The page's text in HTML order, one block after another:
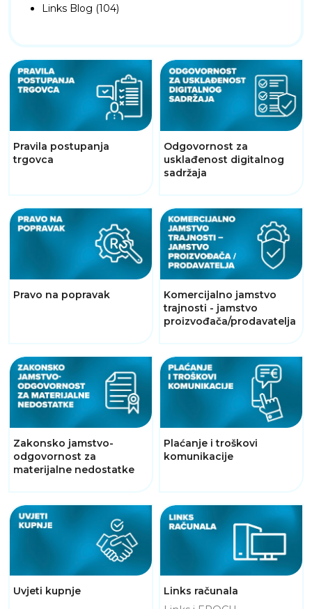
Links Blog (104)
Pravila postupanja
trgovca
Odgovornost za
usklađenost digitalnog
sadržaja
Pravo na popravak
Komercijalno jamstvo
trajnosti - jamstvo
proizvođača/prodavatelja
Zakonsko jamstvo-
odgovornost za
materijalne nedostatke
Plaćanje i troškovi
komunikacije
Uvjeti kupnje
Links računala